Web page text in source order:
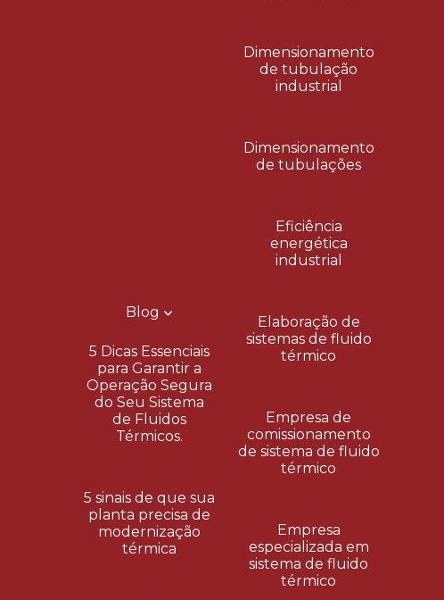
Blog
5 Dicas Essenciais
para Garantir a
Operação Segura
do Seu Sistema
de Fluidos
Térmicos.
5 sinais de que sua
planta precisa de
modernização
térmica
Dimensionamento
de tubulação
industrial
Dimensionamento
de tubulações
Eficiência
energética
industrial
Elaboração de
sistemas de fluido
térmico
Empresa de
comissionamento
de sistema de fluido
térmico
Empresa
especializada em
sistema de fluido
térmico